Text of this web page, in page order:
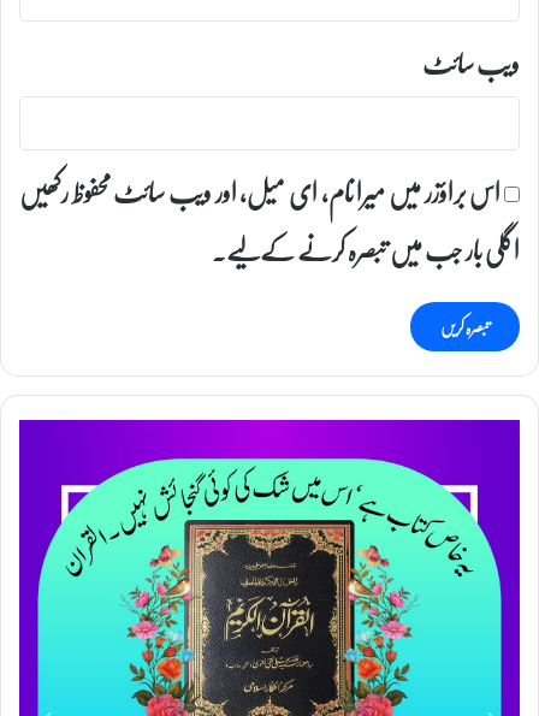
ویب‌ سائٹ
اس براؤزر میں میرا نام، ای میل، اور ویب سائٹ محفوظ رکھیں
اگلی بار جب میں تبصرہ کرنے کےلیے۔